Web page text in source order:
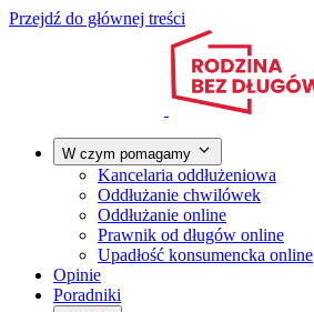
Przejdź do głównej treści
W czym pomagamy
Kancelaria oddłużeniowa
Oddłużanie chwilówek
Oddłużanie online
Prawnik od długów online
Upadłość konsumencka online
Opinie
Poradniki